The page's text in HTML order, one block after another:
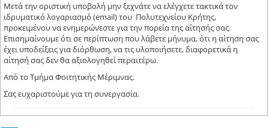
Μετά την οριστική υποβολή μην ξεχνάτε να ελέγχετε τακτικά τον
ιδρυματικό λογαριασμό (email) του Πολυτεχνείου Κρήτης,
προκειμένου να ενημερώνεστε για την πορεία της αίτησής σας.
Επισημαίνουμε ότι σε περίπτωση που λάβετε μήνυμα, ότι η αίτηση σας
έχει υποδείξεις για διόρθωση, να τις υλοποιήσετε, διαφορετικά η
αίτησή σας δεν θα αξιολογηθεί περαιτέρω.
Από το Τμήμα Φοιτητικής Μέριμνας.
Σας ευχαριστούμε για τη συνεργασία.